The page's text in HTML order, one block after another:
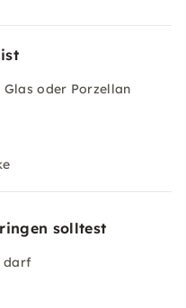
oder Porzellan
solltest
darf